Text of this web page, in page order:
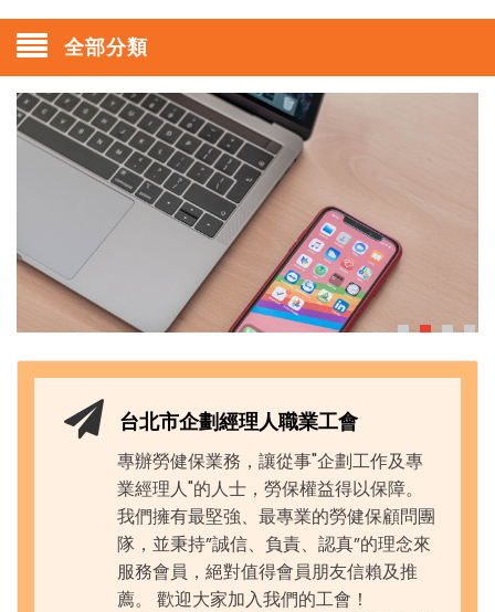
全部分類
台北市企劃經理人職業工會
專辦勞健保業務，讓從事"企劃工作及專
業經理人"的人士，勞保權益得以保障。
我們擁有最堅強、最專業的勞健保顧問團
隊，並秉持”誠信、負責、認真”的理念來
服務會員，絕對值得會員朋友信賴及推
薦。 歡迎大家加入我們的工會！